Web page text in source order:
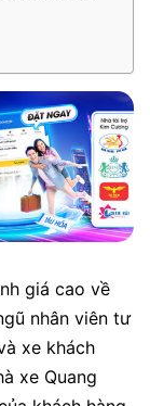
giá cao về
nhân viên tư
xe khách
xe Quang